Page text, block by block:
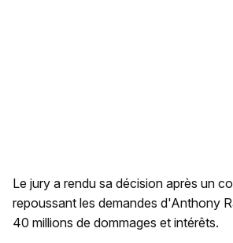
Le jury a rendu sa décision après un
repoussant les demandes d'Anthony
40 millions de dommages et intérêts.